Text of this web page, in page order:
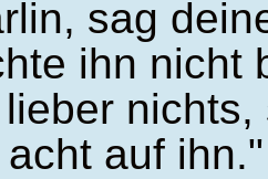
sag
ihn nicht
auf ihn.